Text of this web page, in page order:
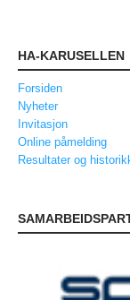
NYHETER
RENT
HA-KARUSELLEN
Forsiden
Nyheter
Invitasjon
Online påmelding
Resultater og